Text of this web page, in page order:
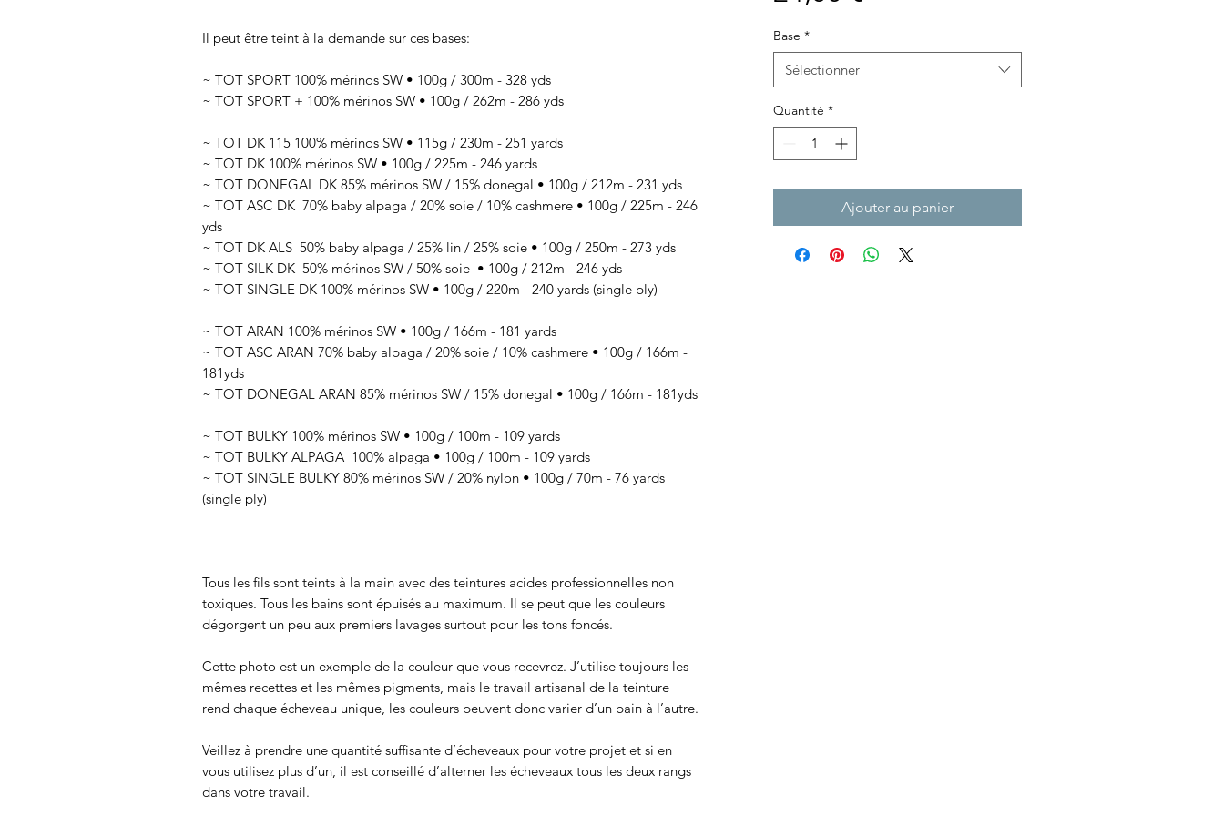
Il peut être teint à la demande sur ces bases:
~ TOT SPORT 100% mérinos SW • 100g / 300m - 328 yds
~ TOT SPORT + 100% mérinos SW • 100g / 262m - 286 yds
~ TOT DK 115 100% mérinos SW • 115g / 230m - 251 yards
~ TOT DK 100% mérinos SW • 100g / 225m - 246 yards
~ TOT DONEGAL DK 85% mérinos SW / 15% donegal • 100g / 212m - 231 yds
~ TOT ASC DK 70% baby alpaga / 20% soie / 10% cashmere • 100g / 225m - 246
yds
~ TOT DK ALS 50% baby alpaga / 25% lin / 25% soie • 100g / 250m - 273 yds
~ TOT SILK DK 50% mérinos SW / 50% soie • 100g / 212m - 246 yds
~ TOT SINGLE DK 100% mérinos SW • 100g / 220m - 240 yards (single ply)
~ TOT ARAN 100% mérinos SW • 100g / 166m - 181 yards
~ TOT ASC ARAN 70% baby alpaga / 20% soie / 10% cashmere • 100g / 166m -
181yds
~ TOT DONEGAL ARAN 85% mérinos SW / 15% donegal • 100g / 166m - 181yds
~ TOT BULKY 100% mérinos SW • 100g / 100m - 109 yards
~ TOT BULKY ALPAGA 100% alpaga • 100g / 100m - 109 yards
~ TOT SINGLE BULKY 80% mérinos SW / 20% nylon • 100g / 70m - 76 yards
(single ply)
Tous les fils sont teints à la main avec des teintures acides professionnelles non
toxiques. Tous les bains sont épuisés au maximum. Il se peut que les couleurs
dégorgent un peu aux premiers lavages surtout pour les tons foncés.
Cette photo est un exemple de la couleur que vous recevrez. J’utilise toujours les
mêmes recettes et les mêmes pigments, mais le travail artisanal de la teinture
rend chaque écheveau unique, les couleurs peuvent donc varier d’un bain à l’autre.
Veillez à prendre une quantité suffisante d’écheveaux pour votre projet et si en
vous utilisez plus d’un, il est conseillé d’alterner les écheveaux tous les deux rangs
dans votre travail.
Base *
Sélectionner
Quantité *
Ajouter au panier